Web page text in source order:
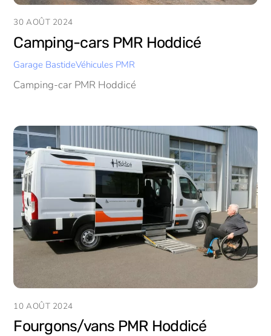
30 AOÛT 2024
Camping-cars PMR Hoddicé
Garage BastideVéhicules PMR
Camping-car PMR Hoddicé
10 AOÛT 2024
Fourgons/vans PMR Hoddicé